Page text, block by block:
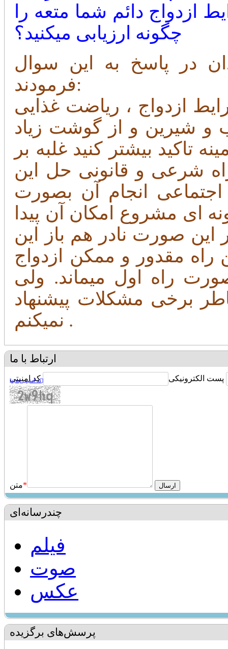
ازدواج دائم شما متعه را
چگونه ارزیابی میکنید؟
در پاسخ به این سوال
فرمودند:
ازدواج ، ریاضت غذایی
و شیرین و از گوشت زیاد
تاکید بیشتر کنید غلبه بر
شرعی و قانونی حل این
انجام آن بصورت
ای مشروع امکان آن پیدا
این صورت نادر هم باز این
راه مقدور و ممکن ازدواج
راه اول میماند. ولی
برخی مشکلات پیشنهاد
نمیکنم .
ارتباط با ما
پست الکترونیکی کد امنیتی[کد امنیتی جدید]
متن*
چندرسانه‌ای
فیلم
صوت
عکس
پرسش‌های برگزیده